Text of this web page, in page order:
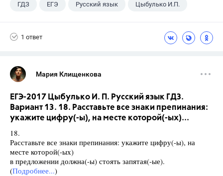
ГДЗ ЕГЭ Русский язык Цыбулько И.П.
1 ответ
Мария Клищенкова
ЕГЭ-2017 Цыбулько И. П. Русский язык ГДЗ.
Вариант 13. 18. Расставьте все знаки препинания:
укажите цифру(-ы), на месте которой(-ых)...
18.
Расставьте все знаки препинания: укажите цифру(-ы), на
месте которой(-ых)
в предложении должна(-ы) стоять запятая(-ые).
(Подробнее...)